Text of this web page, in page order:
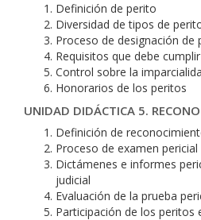
Definición de perito
Diversidad de tipos de
Proceso de designación de
Requisitos que debe
Control sobre la
Honorarios de los peritos
UNIDAD DIDÁCTICA 5.
Definición de
Proceso de examen pericial
Dictámenes e informes
judicial
Evaluación de la prueba
Participación de los peritos